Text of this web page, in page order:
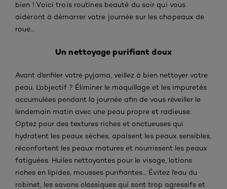
bien ! Voici trois routines beauté du soir qui vous
aideront à démarrer votre journée sur les chapeaux de
roue…
Un nettoyage purifiant doux
Avant d'enfiler votre pyjama, veillez à bien nettoyer votre
peau. L'objectif ? Éliminer le maquillage et les impuretés
accumulées pendant la journée afin de vous réveiller le
lendemain matin avec une peau propre et radieuse.
Optez pour des textures riches et onctueuses qui
hydratent les peaux sèches, apaisent les peaux sensibles,
réconfortent les peaux matures et nourrissent les peaux
fatiguées. Huiles nettoyantes pour le visage, lotions
riches en lipides, mousses purifiantes… Évitez l'eau du
robinet, les savons classiques qui sont trop agressifs et